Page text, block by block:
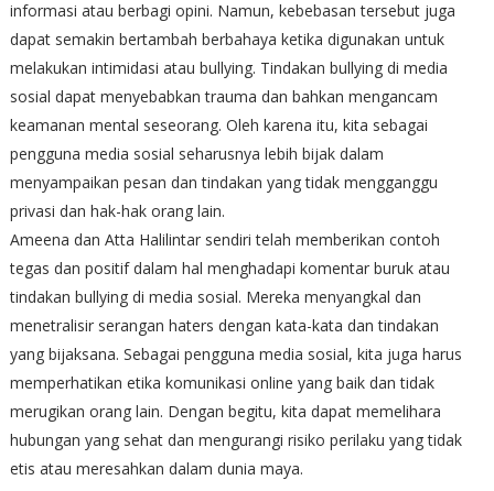
informasi atau berbagi opini. Namun, kebebasan tersebut juga
dapat semakin bertambah berbahaya ketika digunakan untuk
melakukan intimidasi atau bullying. Tindakan bullying di media
sosial dapat menyebabkan trauma dan bahkan mengancam
keamanan mental seseorang. Oleh karena itu, kita sebagai
pengguna media sosial seharusnya lebih bijak dalam
menyampaikan pesan dan tindakan yang tidak mengganggu
privasi dan hak-hak orang lain.
Ameena dan Atta Halilintar sendiri telah memberikan contoh
tegas dan positif dalam hal menghadapi komentar buruk atau
tindakan bullying di media sosial. Mereka menyangkal dan
menetralisir serangan haters dengan kata-kata dan tindakan
yang bijaksana. Sebagai pengguna media sosial, kita juga harus
memperhatikan etika komunikasi online yang baik dan tidak
merugikan orang lain. Dengan begitu, kita dapat memelihara
hubungan yang sehat dan mengurangi risiko perilaku yang tidak
etis atau meresahkan dalam dunia maya.